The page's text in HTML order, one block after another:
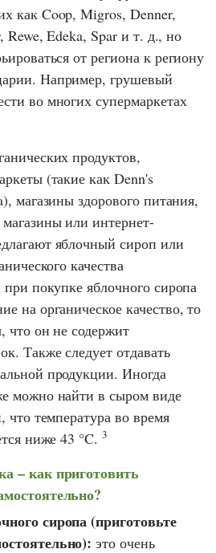
как Coop,Migros, Denner,
, Rewe,Edeka,Sparи т. д., но
от региона к региону
Например, грушевый
во многих супермаркетах
продуктов,
(такие какDenn's
), магазины здорового питания,
или интернет-
яблочный сироп или
качества
покупке яблочного сиропа
на органическое качество, то
что он не содержит
Также следует отдавать
продукции. Иногда
можно найти в сыром виде
температура во время
ниже 43 °C.3
– как приготовить
сиропа (приготовьте
это очень